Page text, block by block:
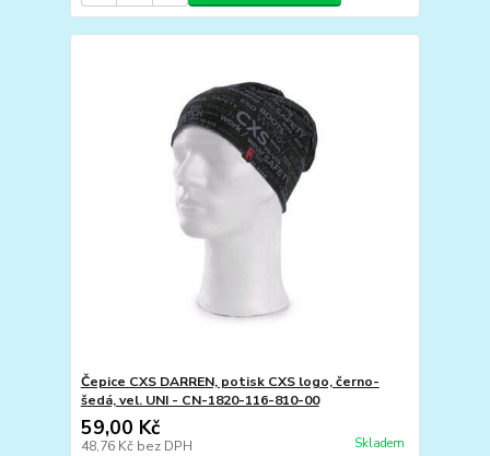
Čepice CXS DARREN, potisk CXS logo, černo-
šedá, vel. UNI - CN-1820-116-810-00
59,00 Kč
48,76 Kč bez DPH Skladem